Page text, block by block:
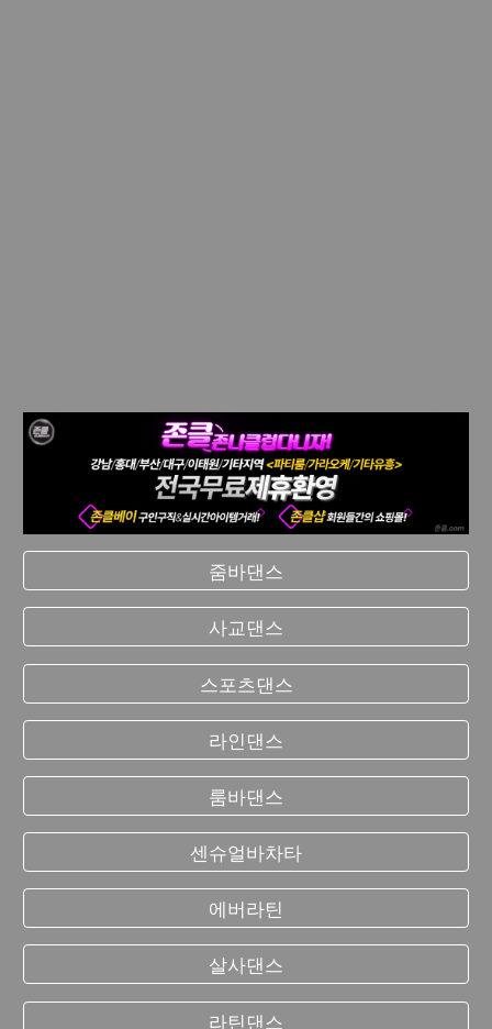
줌바댄스
사교댄스
스포츠댄스
라인댄스
룸바댄스
센슈얼바차타
에버라틴
살사댄스
라틴댄스